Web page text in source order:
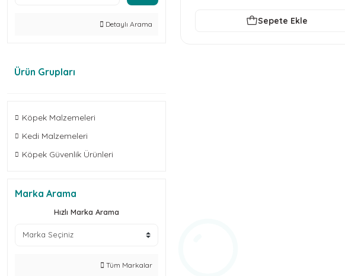
Detaylı Arama
Ürün Grupları
Köpek Malzemeleri
Kedi Malzemeleri
Köpek Güvenlik Ürünleri
Marka Arama
Hızlı Marka Arama
Tüm Markalar
Sepete Ekle